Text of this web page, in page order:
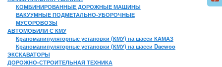
КОМБИНИРОВАННЫЕ ДОРОЖНЫЕ МАШИНЫ
ВАКУУМНЫЕ ПОДМЕТАЛЬНО-УБОРОЧНЫЕ
МУСОРОВОЗЫ
АВТОМОБИЛИ С КМУ
Краноманипуляторные установки (КМУ) на шасси КАМАЗ
Краноманипуляторные установки (КМУ) на шасси Daewoo
ЭКСКАВАТОРЫ
ДОРОЖНО-СТРОИТЕЛЬНАЯ ТЕХНИКА